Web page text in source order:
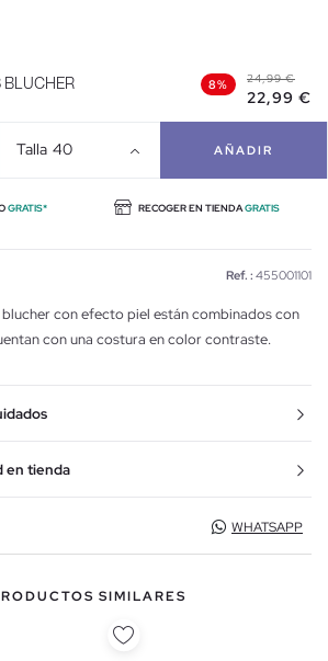
BLUCHER 8% 24,99 €
22,99 €
Talla 40 AÑADIR
GRATIS* RECOGER EN TIENDAGRATIS
Ref. : 455001101
con efecto piel están combinados con
con una costura en color contraste.
en tienda
WHATSAPP
SIMILARES